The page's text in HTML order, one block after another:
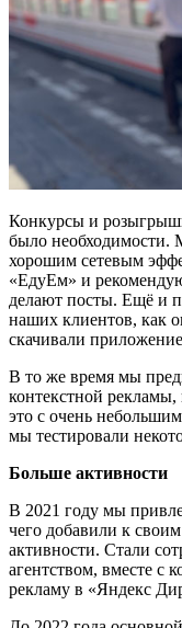
Конкурсы и
было необходимости.
хорошим сетевым
«ЕдуЕм» и
делают посты. Ещё и
наших клиентов, как
скачивали
В то же время мы
контекстной
это с очень
мы тестировали
Больше активности
В 2021 году мы
чего добавили к
активности. Стали
агентством, вместе с
рекламу в «Яндекс